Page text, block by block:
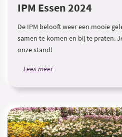
IPM Essen 2024
De IPM belooft weer een mooie
samen te komen en bij te praten.
onze stand!
Lees meer